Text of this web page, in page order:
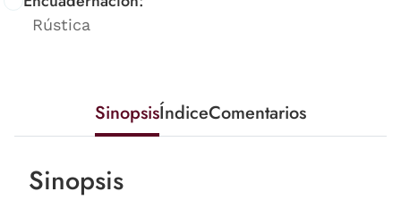
Rústica
SinopsisÍndiceComentarios
Sinopsis